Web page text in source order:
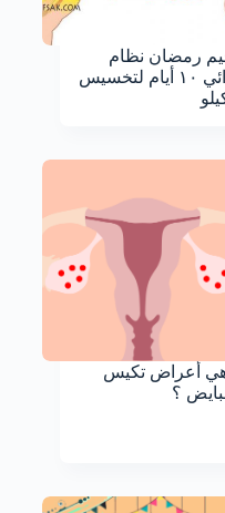
رمضان نظام
غذائي ١٠ أيام لتخسيس
أعراض تكيس
؟